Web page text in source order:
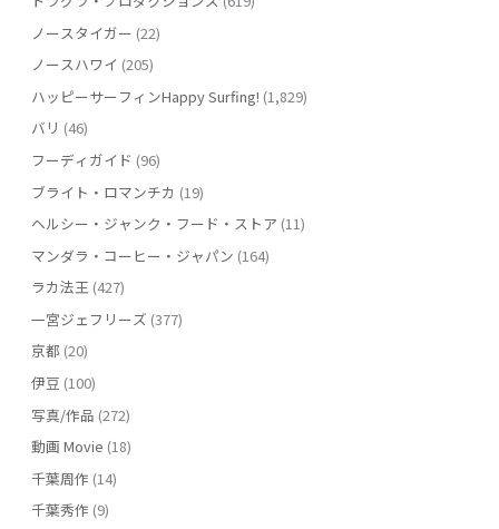
ノースタイガー (22)
ノースハワイ (205)
ハッピーサーフィンHappy Surfing! (1,829)
バリ (46)
フーディガイド (96)
ブライト・ロマンチカ (19)
ヘルシー・ジャンク・フード・ストア (11)
マンダラ・コーヒー・ジャパン (164)
ラカ法王(427)
一宮ジェフリーズ (377)
京都 (20)
伊豆 (100)
写真/作品 (272)
動画 Movie (18)
千葉周作 (14)
千葉秀作 (9)